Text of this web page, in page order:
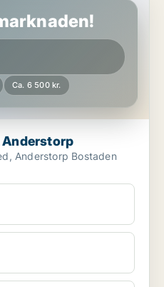
Ca. 6 500 kr.
Anderstorp
Bostaden